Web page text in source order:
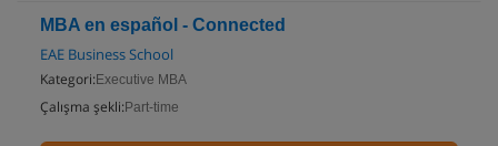
MBA en español - Connected
EAE Business School
Kategori: Executive MBA
Çalışma şekli: Part-time